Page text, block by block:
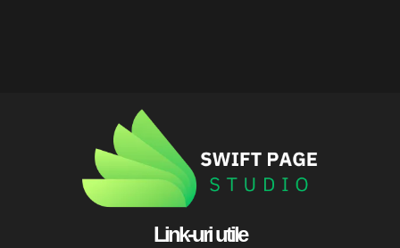
Link-uri utile